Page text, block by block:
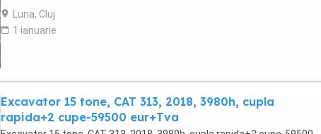
bună lamă 4 ...
Luna, Cluj
1 ianuarie
Excavator 15 tone, CAT 313, 2018, 3980h, cupla
rapida+2 cupe-59500 eur+Tva